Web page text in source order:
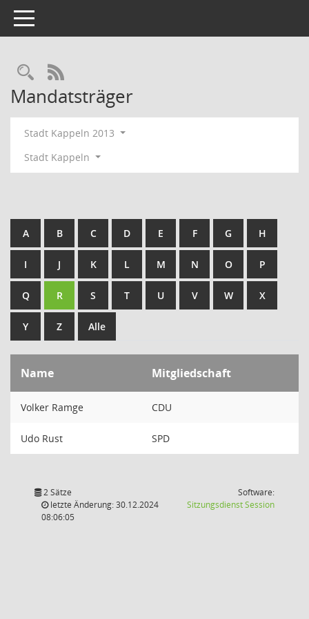
Toggle navigation
Rechercheauswahl
RSS-Feed
Mandatsträger
Stadt Kappeln 2013
Stadt Kappeln
A B C D E F G H
I J K L M N O P
Q R S T U V W X
Y Z Alle
Name Mitgliedschaft
Volker Ramge CDU
Udo Rust SPD
2 Sätze
letzte Änderung: 30.12.2024
08:06:05
Software:
SitzungsdienstSession(Wird in